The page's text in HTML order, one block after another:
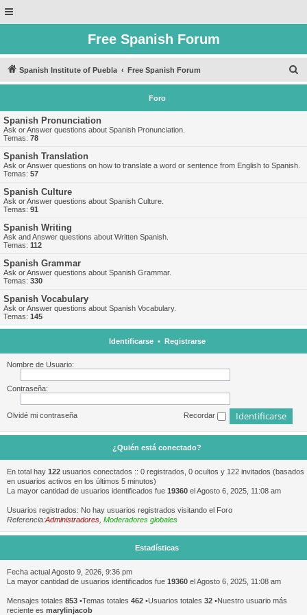
Free Spanish Forum
Spanish Institute of Puebla Free Spanish Forum
u
Foro
Spanish Pronunciation
Ask or Answer questions about Spanish Pronunciation.
Temas: 78
Spanish Translation
Ask or Answer questions on how to translate a word or sentence from English to Spanish.
Temas: 57
Spanish Culture
Ask or Answer questions about Spanish Culture.
Temas: 91
Spanish Writing
Ask and Answer questions about Written Spanish.
Temas: 112
Spanish Grammar
Ask or Answer questions about Spanish Grammar.
Temas: 330
Spanish Vocabulary
Ask or Answer questions about Spanish Vocabulary.
Temas: 145
Identificarse• Registrarse
Nombre de Usuario:
Contraseña:
Olvidé mi contraseña Recordar
¿Quién está conectado?
En total hay 122 usuarios conectados :: 0 registrados, 0 ocultos y 122 invitados (basados
en usuarios activos en los últimos 5 minutos)
La mayor cantidad de usuarios identificados fue 19360 el Agosto 6, 2025, 11:08 am
Usuarios registrados: No hay usuarios registrados visitando el Foro
Referencia:Administradores Moderadores globales
Estadísticas
Fecha actual Agosto 9, 2026, 9:36 pm
La mayor cantidad de usuarios identificados fue 19360 el Agosto 6, 2025, 11:08 am
Mensajes totales 853 •Temas totales 462 •Usuarios totales 32 •Nuestro usuario más
reciente es marylinjacob